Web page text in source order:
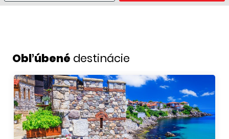
Obľúbené destinácie